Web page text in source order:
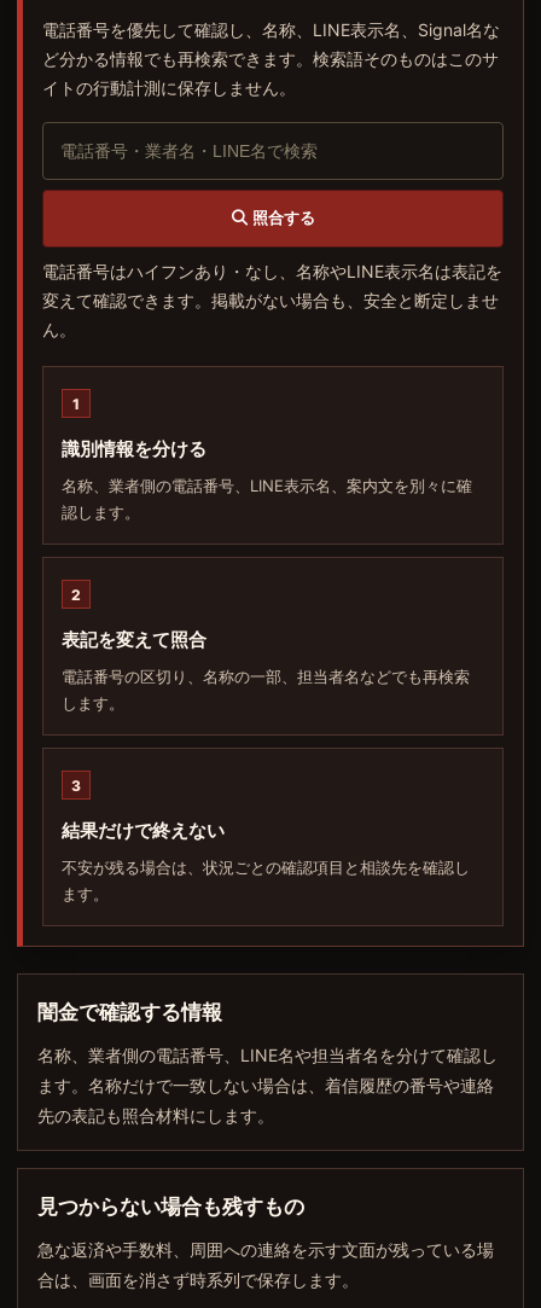
電話番号を優先して確認し、名称、LINE表示名、Signal名な
ど分かる情報でも再検索できます。検索語そのものはこのサ
イトの行動計測に保存しません。
照合する
電話番号はハイフンあり・なし、名称やLINE表示名は表記を
変えて確認できます。掲載がない場合も、安全と断定しませ
ん。
1
識別情報を分ける
名称、業者側の電話番号、LINE表示名、案内文を別々に確
認します。
2
表記を変えて照合
電話番号の区切り、名称の一部、担当者名などでも再検索
します。
3
結果だけで終えない
不安が残る場合は、状況ごとの確認項目と相談先を確認し
ます。
闇金で確認する情報
名称、業者側の電話番号、LINE名や担当者名を分けて確認し
ます。名称だけで一致しない場合は、着信履歴の番号や連絡
先の表記も照合材料にします。
見つからない場合も残すもの
急な返済や手数料、周囲への連絡を示す文面が残っている場
合は、画面を消さず時系列で保存します。